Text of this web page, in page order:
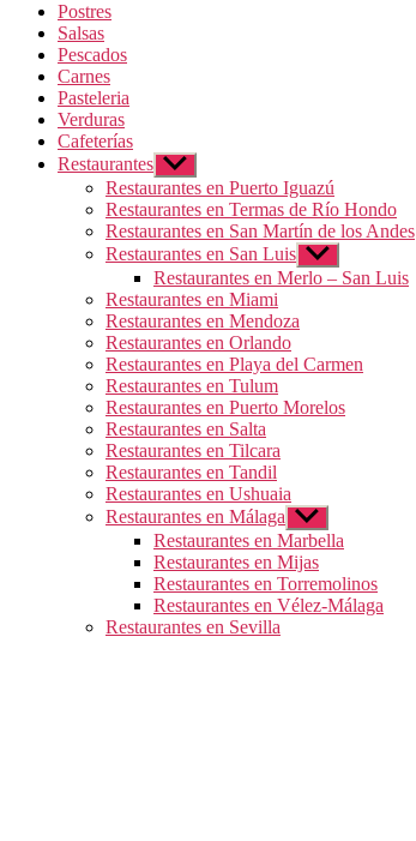
Postres
Salsas
Pescados
Carnes
Pasteleria
Verduras
Cafeterías
Restaurantes Mostrar
el
submenú
Restaurantes en Puerto Iguazú
Restaurantes en Termas de Río Hondo
Restaurantes en San Martín de los Andes
Restaurantes en San Luis Mostrar
el
submenú
Restaurantes en Merlo – San Luis
Restaurantes en Miami
Restaurantes en Mendoza
Restaurantes en Orlando
Restaurantes en Playa del Carmen
Restaurantes en Tulum
Restaurantes en Puerto Morelos
Restaurantes en Salta
Restaurantes en Tilcara
Restaurantes en Tandil
Restaurantes en Ushuaia
Restaurantes en Málaga Mostrar
el
submenú
Restaurantes en Marbella
Restaurantes en Mijas
Restaurantes en Torremolinos
Restaurantes en Vélez-Málaga
Restaurantes en Sevilla